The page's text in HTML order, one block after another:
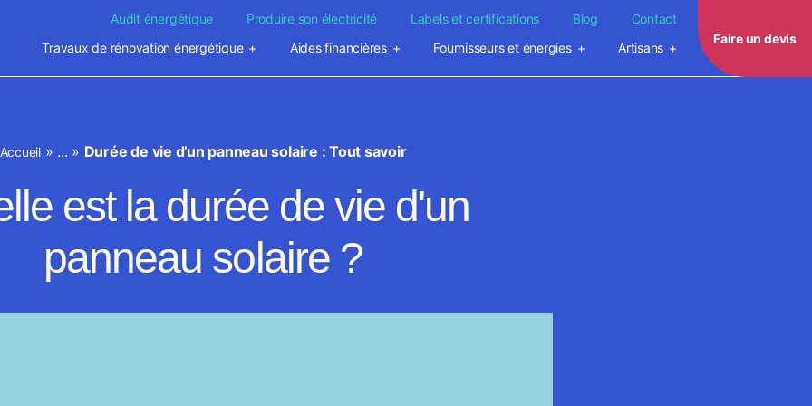
Audit énergétique Produire son électricité Labels et certifications Blog
Contact
Travaux de rénovation énergétique
Aides financières Fournisseurs et énergies Artisans
Faire un devis
Accueil» ... » Durée de vie d’un panneau solaire : Tout savoir
est la durée de vie d'un
panneau solaire ?